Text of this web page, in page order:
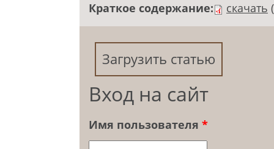
Краткое содержание:
скачать
Загрузить статью
Вход на сайт
Имя пользователя *